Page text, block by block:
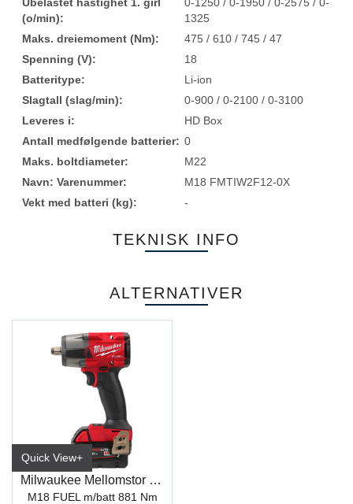
(o/min):
1325
Maks. dreiemoment (Nm):
475 / 610 / 745 / 47
Spenning (V):
18
Batteritype:
Li-ion
Slagtall (slag/min):
0-900 / 0-2100 / 0-3100
Leveres i:
HD Box
Antall medfølgende batterier: 0
Maks. boltdiameter:
M22
Navn: Varenummer:
M18 FMTIW2F12-0X
Vekt med batteri (kg):
-
TEKNISK INFO
ALTERNATIVER
Quick View+
Milwaukee Mellomstor 1/2" Muttertrekker
M18 FUEL m/batt 881 Nm